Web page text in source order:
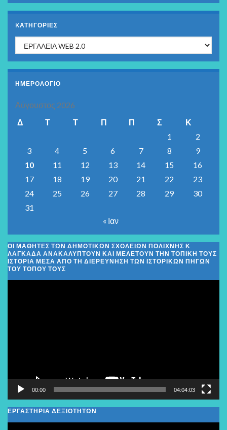
KΑΤΗΓΟΡΊΕΣ
Kατηγορίες
ΗΜΕΡΟΛΟΓΙΟ
Αύγουστος 2026
Δ
Τ Τ Π Π Σ
Κ
1
2
3
4 5 6 7 8
9
10
11 12 13 14 15
16
17
18 19 20 21 22
23
24
25 26 27 28 29
30
31
« Ιαν
ΟΙ ΜΑΘΗΤΈΣ ΤΩΝ ΔΗΜΟΤΙΚΏΝ ΣΧΟΛΕΊΩΝ ΠΟΛΊΧΝΗΣ Κ
ΛΑΓΚΑΔΆ ΑΝΑΚΑΛΎΠΤΟΥΝ ΚΑΙ ΜΕΛΕΤΟΎΝ ΤΗΝ ΤΟΠΙΚΉ ΤΟΥΣ
ΙΣΤΟΡΊΑ ΜΈΣΑ ΑΠΌ ΤΗ ΔΙΕΡΕΎΝΗΣΗ ΤΩΝ ΙΣΤΟΡΙΚΏΝ ΠΗΓΏΝ
ΤΟΥ ΤΌΠΟΥ ΤΟΥΣ
00:00 04:04:03
ΕΡΓΑΣΤΗΡΙΑ ΔΕΞΙΟΤΗΤΩΝ